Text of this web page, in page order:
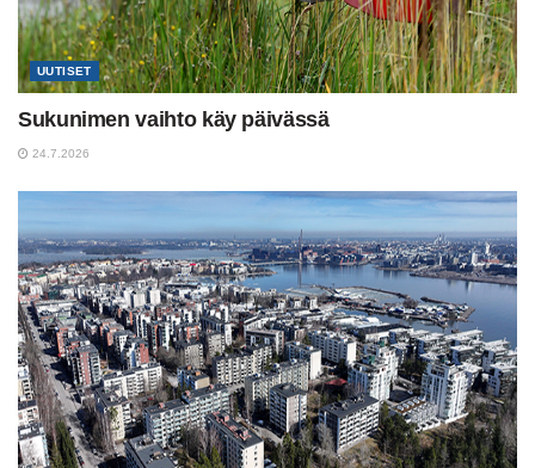
UUTISET
Sukunimen vaihto käy päivässä
24.7.2026